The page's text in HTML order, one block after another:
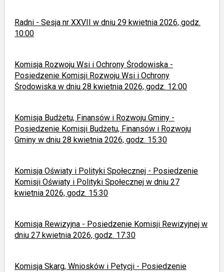
Radni - Sesja nr XXVII w dniu 29 kwietnia 2026, godz.
10:00
Komisja Rozwoju Wsi i Ochrony Środowiska -
Posiedzenie Komisji Rozwoju Wsi i Ochrony
Środowiska w dniu 28 kwietnia 2026, godz. 12:00
Komisja Budżetu, Finansów i Rozwoju Gminy -
Posiedzenie Komisji Budżetu, Finansów i Rozwoju
Gminy w dniu 28 kwietnia 2026, godz. 15:30
Komisja Oświaty i Polityki Społecznej - Posiedzenie
Komisji Oświaty i Polityki Społecznej w dniu 27
kwietnia 2026, godz. 15:30
Komisja Rewizyjna - Posiedzenie Komisji Rewizyjnej w
dniu 27 kwietnia 2026, godz. 17:30
Komisja Skarg, Wniosków i Petycji - Posiedzenie